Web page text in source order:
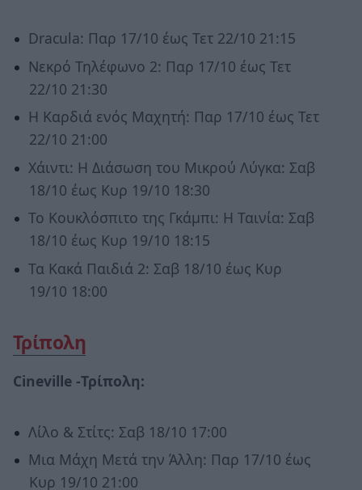
Dracula: Παρ 17/10 έως Τετ 22/10 21:15
Νεκρό Τηλέφωνο 2: Παρ 17/10 έως Τετ
22/10 21:30
Η Καρδιά ενός Μαχητή: Παρ 17/10 έως Τετ
22/10 21:00
Χάιντι: Η Διάσωση του Μικρού Λύγκα: Σαβ
18/10 έως Κυρ 19/10 18:30
Το Κουκλόσπιτο της Γκάμπι: Η Ταινία: Σαβ
18/10 έως Κυρ 19/10 18:15
Τα Κακά Παιδιά 2: Σαβ 18/10 έως Κυρ
19/10 18:00
Τρίπολη
Cineville -Τρίπολη:
Λίλο & Στίτς: Σαβ 18/10 17:00
Μια Μάχη Μετά την Άλλη: Παρ 17/10 έως
Κυρ 19/10 21:00